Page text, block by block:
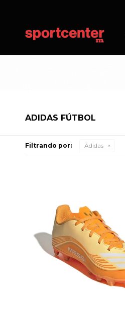
ADIDAS FÚTBOL
Filtrando por: Adidas